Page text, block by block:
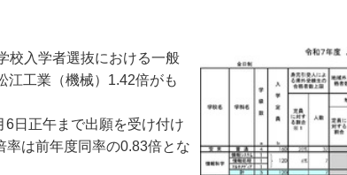
校入学者選抜における一般
江工業（機械）1.42倍がも
日正午まで出願を受け付け
は前年度同率の0.83倍とな